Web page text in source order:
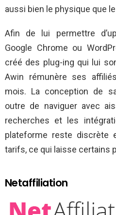
aussi bien le physique que
Afin de lui permettre
Google Chrome ou
créé des plug-ing qui lui
Awin rémunère ses
mois. La conception de
outre de naviguer avec
recherches et les
plateforme reste discrète
tarifs, ce qui laisse certains
Netaffiliation